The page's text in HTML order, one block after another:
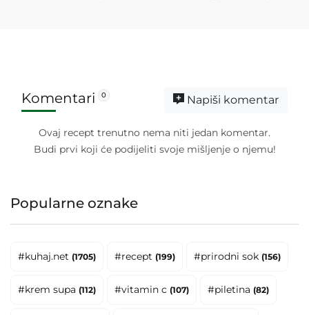
Komentari 0 Napiši komentar
Ovaj recept trenutno nema niti jedan komentar.
Budi prvi koji će podijeliti svoje mišljenje o njemu!
Popularne oznake
#kuhaj.net (1705) #recept (199) #prirodni sok (156)
#krem supa (112) #vitamin c (107) #piletina (82)